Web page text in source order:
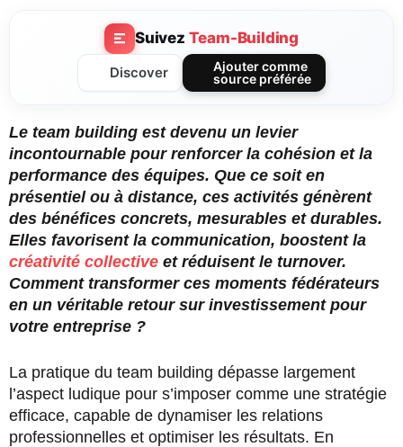
Suivez Team-Building
Discover
Ajouter comme
source préférée
Le team building est devenu un levier
incontournable pour renforcer la cohésion et la
performance des équipes. Que ce soit en
présentiel ou à distance, ces activités génèrent
des bénéfices concrets, mesurables et durables.
Elles favorisent la communication, boostent la
créativité collective et réduisent le turnover.
Comment transformer ces moments fédérateurs
en un véritable retour sur investissement pour
votre entreprise ?
La pratique du team building dépasse largement
l’aspect ludique pour s’imposer comme une stratégie
efficace, capable de dynamiser les relations
professionnelles et optimiser les résultats. En